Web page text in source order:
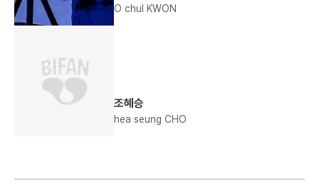
O chul KWON
조혜승
hea seung CHO